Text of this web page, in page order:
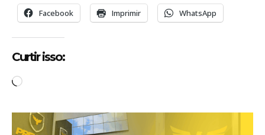
Facebook Imprimir WhatsApp
Curtir isso:
C
r
r